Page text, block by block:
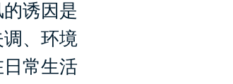
诱因是
、环境
常生活